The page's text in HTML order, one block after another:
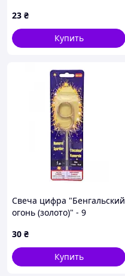
23 ₴
Купить
Свеча цифра "Бенгальский
огонь (золото)" - 9
30 ₴
Купить